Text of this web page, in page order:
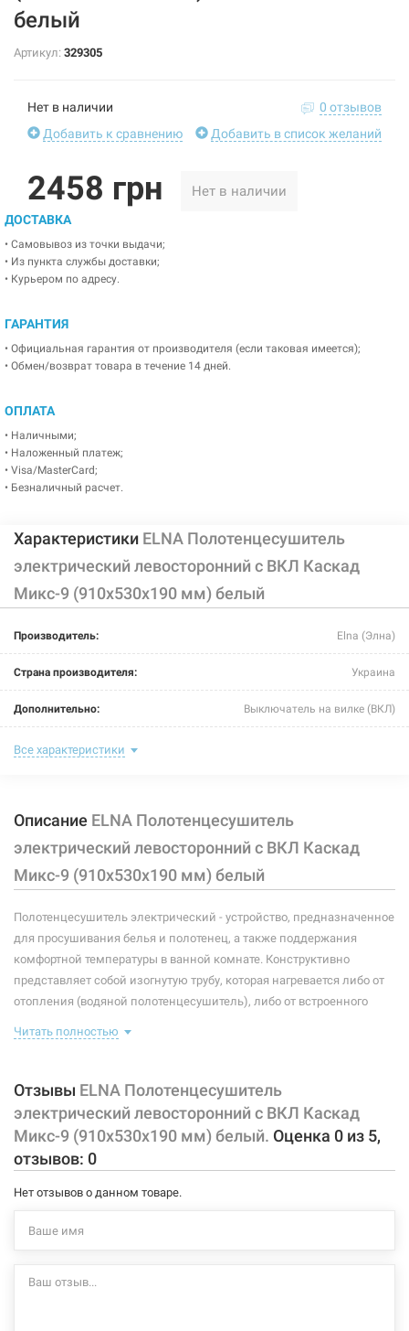
белый
Артикул: 329305
Нет в наличии
0 отзывов
Добавить к сравнению
Добавить в список желаний
2458 грн Нет в наличии
ДОСТАВКА
• Самовывоз из точки выдачи;
• Из пункта службы доставки;
• Курьером по адресу.
ГАРАНТИЯ
• Официальная гарантия от производителя (если таковая имеется);
• Обмен/возврат товара в течение 14 дней.
ОПЛАТА
• Наличными;
• Наложенный платеж;
• Visa/MasterCard;
• Безналичный расчет.
Характеристики ELNA Полотенцесушитель
электрический левосторонний с ВКЛ Каскад
Микс-9 (910х530х190 мм) белый
Производитель: Elna (Элна)
Страна производителя: Украина
Дополнительно: Выключатель на вилке (ВКЛ)
Цвет:
Глубина:
Высота: 910 мм
Мощность: 197 Вт
Тип крепления: стационарный
Тип подключения: левосторонний
Материал корпуса:
Все характеристики
Описание ELNA Полотенцесушитель
электрический левосторонний с ВКЛ Каскад
Микс-9 (910х530х190 мм) белый
Полотенцесушитель электрический - устройство, предназначенное
для просушивания белья и полотенец, а также поддержания
комфортной температуры в ванной комнате. Конструктивно
представляет собой изогнутую трубу, которая нагревается либо от
отопления (водяной полотенцесушитель), либо от встроенного
правильно подобранный полотенцесушитель станет
Характеристики и конфигурация изделия, а также комплектация
товара могут изменяться производителем без уведомления. За
внесенные производителем изменения, магазин ответственности
не несет.
Читать полностью
Отзывы ELNA Полотенцесушитель
электрический левосторонний с ВКЛ Каскад
Микс-9 (910х530х190 мм) белый. Оценка 0 из 5,
отзывов: 0
Нет отзывов о данном товаре.